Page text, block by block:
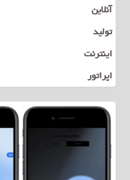
آنلاین
تولید
اینترنت
اپراتور